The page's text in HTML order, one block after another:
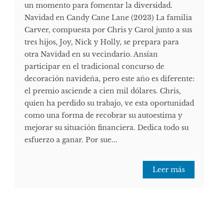
un momento para fomentar la diversidad.
Navidad en Candy Cane Lane (2023) La familia
Carver, compuesta por Chris y Carol junto a sus
tres hijos, Joy, Nick y Holly, se prepara para
otra Navidad en su vecindario. Ansían
participar en el tradicional concurso de
decoración navideña, pero este año es diferente:
el premio asciende a cien mil dólares. Chris,
quien ha perdido su trabajo, ve esta oportunidad
como una forma de recobrar su autoestima y
mejorar su situación financiera. Dedica todo su
esfuerzo a ganar. Por sue...
Leer más